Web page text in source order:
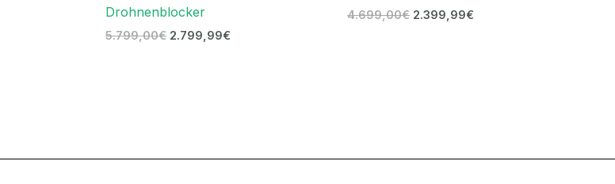
Drohnenblocker
5.799,00€ 2.799,99€
4.699,00€ 2.399,99€